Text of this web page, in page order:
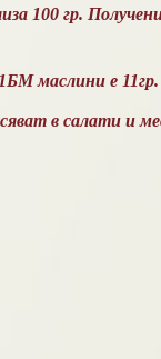
100 гр.
маслини е 11гр.
в салати и